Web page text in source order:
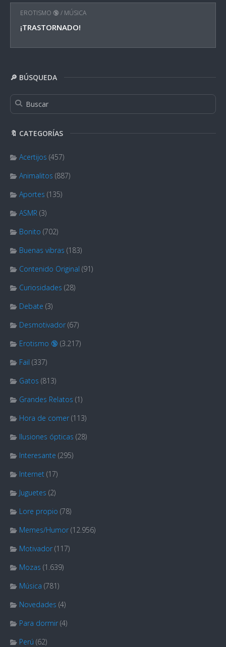
EROTISMO 🔞/ MÚSICA
¡TRASTORNADO!
🔎 BÚSQUEDA
🔖 CATEGORÍAS
Acertijos (457)
Animalitos (887)
Aportes (135)
ASMR (3)
Bonito (702)
Buenas vibras (183)
Contenido Original (91)
Curiosidades (28)
Debate (3)
Desmotivador (67)
Erotismo 🔞 (3.217)
Fail (337)
Gatos (813)
Grandes Relatos (1)
Hora de comer (113)
Ilusiones ópticas (28)
Interesante (295)
Internet (17)
Juguetes (2)
Lore propio (78)
Memes/Humor (12.956)
Motivador (117)
Mozas (1.639)
Música (781)
Novedades (4)
Para dormir (4)
Perú (62)